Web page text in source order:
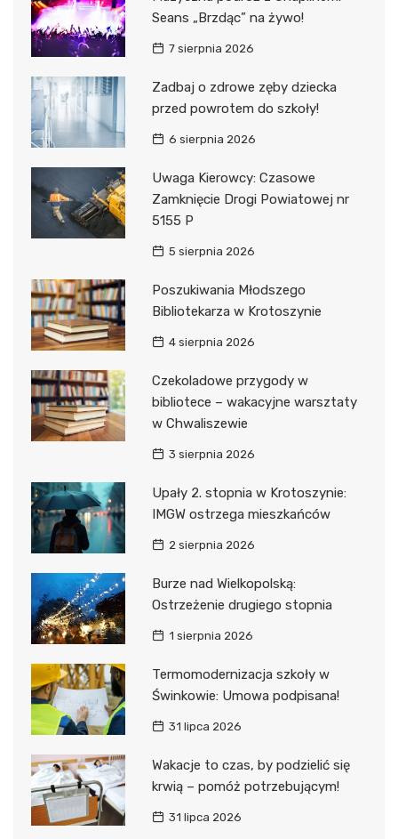
Seans „Brzdąc” na żywo!
7 sierpnia 2026
Zadbaj o zdrowe zęby dziecka
przed powrotem do szkoły!
6 sierpnia 2026
Uwaga Kierowcy: Czasowe
Zamknięcie Drogi Powiatowej nr
5155 P
5 sierpnia 2026
Poszukiwania Młodszego
Bibliotekarza w Krotoszynie
4 sierpnia 2026
Czekoladowe przygody w
bibliotece – wakacyjne warsztaty
w Chwaliszewie
3 sierpnia 2026
Upały 2. stopnia w Krotoszynie:
IMGW ostrzega mieszkańców
2 sierpnia 2026
Burze nad Wielkopolską:
Ostrzeżenie drugiego stopnia
1 sierpnia 2026
Termomodernizacja szkoły w
Świnkowie: Umowa podpisana!
31 lipca 2026
Wakacje to czas, by podzielić się
krwią – pomóż potrzebującym!
31 lipca 2026